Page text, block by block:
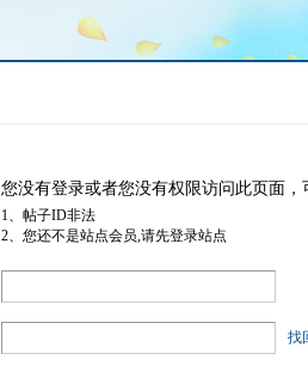
您没有登录或者您没有权限访问此页面
1、帖子ID非法
2、您还不是站点会员,请先登录站点
找